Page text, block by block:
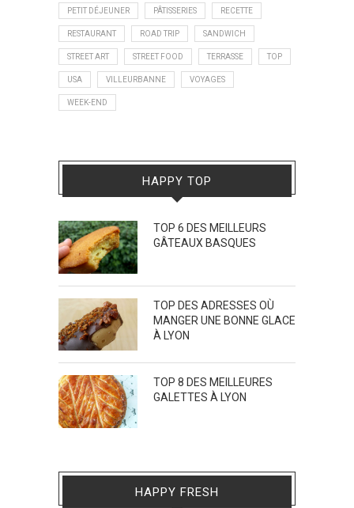
PETIT DÉJEUNER PÂTISSERIES RECETTE
RESTAURANT ROAD TRIP SANDWICH
STREET ART STREET FOOD TERRASSE TOP
USA VILLEURBANNE VOYAGES
WEEK-END
HAPPY TOP
TOP 6 DES MEILLEURS
GÂTEAUX BASQUES
TOP DES ADRESSES OÙ
MANGER UNE BONNE GLACE
À LYON
TOP 8 DES MEILLEURES
GALETTES À LYON
HAPPY FRESH